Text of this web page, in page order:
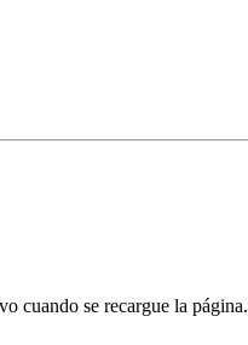
cuando se recargue la página.